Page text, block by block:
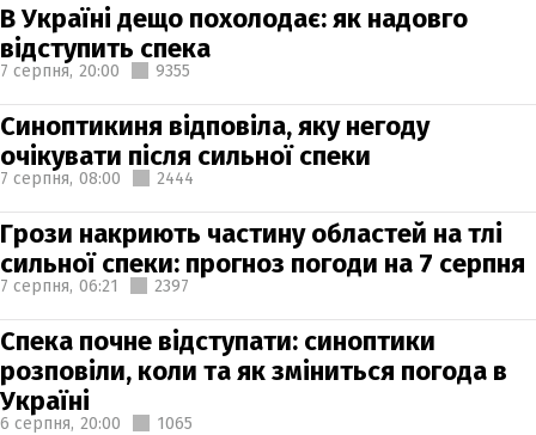
В Україні дещо похолодає: як надовго
відступить спека
7 серпня, 20:00 9355
Синоптикиня відповіла, яку негоду
очікувати після сильної спеки
7 серпня, 08:00 2444
Грози накриють частину областей на тлі
сильної спеки: прогноз погоди на 7 серпня
7 серпня, 06:21 2397
Спека почне відступати: синоптики
розповіли, коли та як зміниться погода в
Україні
6 серпня, 20:00 1065